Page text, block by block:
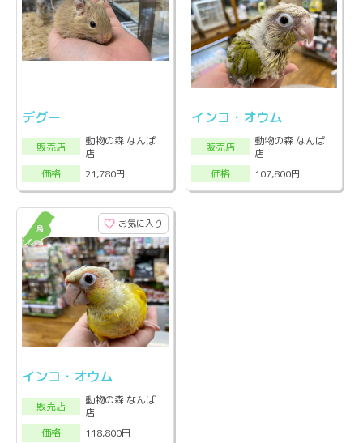
デグー
販売店
動物の森 なんば
店
価格
21,780円
インコ・オウム
販売店
動物の森 なんば
店
価格
107,800円
お気に入り
インコ・オウム
販売店
動物の森 なんば
店
価格
118,800円